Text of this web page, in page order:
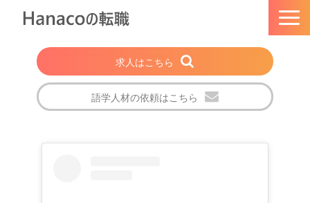
求人はこちら
語学人材の依頼はこちら